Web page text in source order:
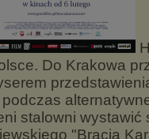
Do Krakowa
stalowni wystawić
"Bracia